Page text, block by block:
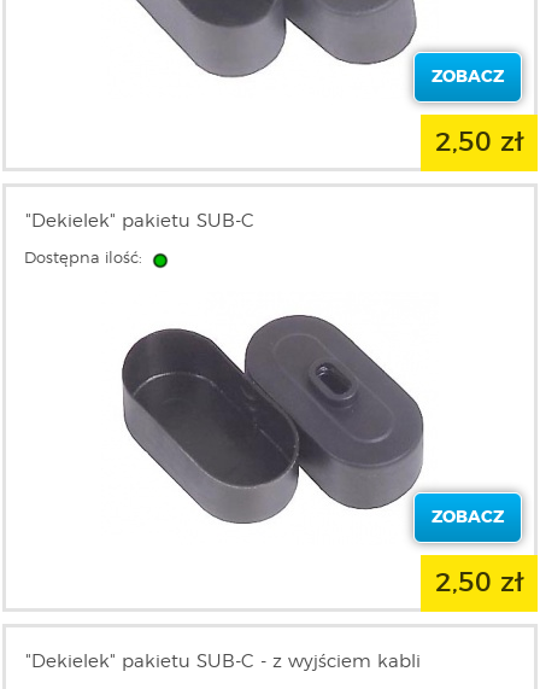
ZOBACZ
2,50 zł
"Dekielek" pakietu SUB-C
Dostępna ilość:
ZOBACZ
2,50 zł
"Dekielek" pakietu SUB-C - z wyjściem kabli